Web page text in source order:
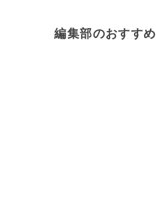
編集部のおすすめ